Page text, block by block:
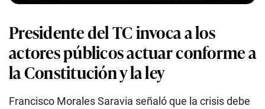
Presidente del TC invoca a los
actores públicos actuar conforme a
la Constitución y la ley
Francisco Morales Saravia señaló que la crisis debe